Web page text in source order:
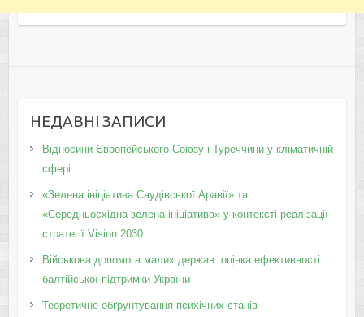
НЕДАВНІ ЗАПИСИ
Відносини Європейського Союзу і Туреччини у кліматичній
сфері
«Зелена ініціатива Саудівської Аравії» та
«Середньосхідна зелена ініціатива» у контексті реалізації
стратегії Vision 2030
Військова допомога малих держав: оцінка ефективності
балтійської підтримки України
Теоретичне обґрунтування психічних станів